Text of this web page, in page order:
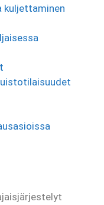
kuljettaminen